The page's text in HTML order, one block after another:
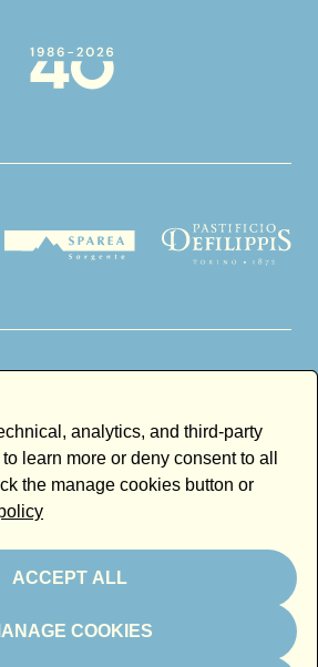
analytics, and third-party
learn more or deny consent to all
the manage cookies button or
ACCEPT ALL
COOKIES